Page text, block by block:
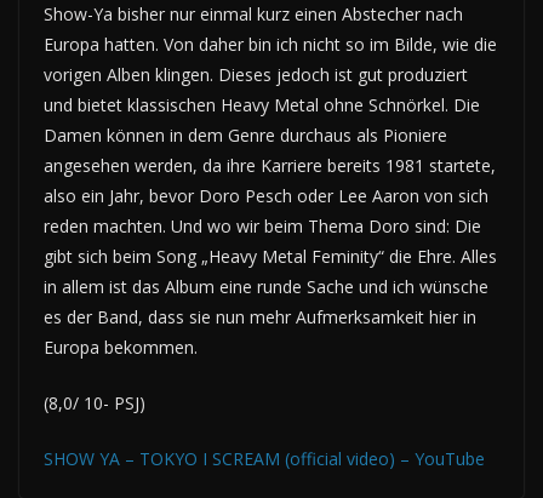
Show-Ya bisher nur einmal kurz einen Abstecher nach
Europa hatten. Von daher bin ich nicht so im Bilde, wie die
vorigen Alben klingen. Dieses jedoch ist gut produziert
und bietet klassischen Heavy Metal ohne Schnörkel. Die
Damen können in dem Genre durchaus als Pioniere
angesehen werden, da ihre Karriere bereits 1981 startete,
also ein Jahr, bevor Doro Pesch oder Lee Aaron von sich
reden machten. Und wo wir beim Thema Doro sind: Die
gibt sich beim Song „Heavy Metal Feminity“ die Ehre. Alles
in allem ist das Album eine runde Sache und ich wünsche
es der Band, dass sie nun mehr Aufmerksamkeit hier in
Europa bekommen.
(8,0/ 10- PSJ)
SHOW YA – TOKYO I SCREAM (official video) – YouTube